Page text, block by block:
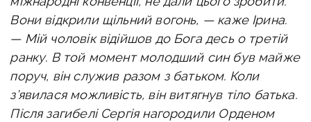
Вони відкрили щільний вогонь, — каже Ірина.
— Мій чоловік відійшов до Бога десь о третій
ранку. В той момент молодший син був майже
поруч, він служив разом з батьком. Коли
з’явилася можливість, він витягнув тіло батька.
Після загибелі Сергія нагородили Орденом